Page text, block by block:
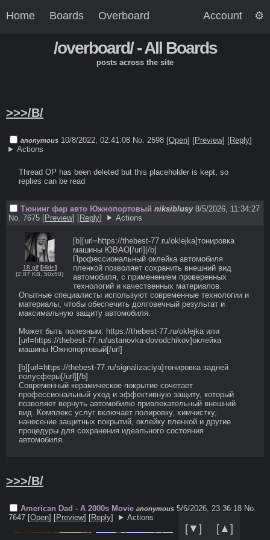
Home Boards Overboard Account
/overboard/ - All Boards
posts across the site
[▼] [▲]
>>>/B/
anonymous 10/8/2022, 02:41:08 No. 2598 [Open] [Preview] [Reply]
Actions
Thread OP has been deleted but this placeholder is kept, so
replies can be read
Тюнинг фар авто Южнопортовый niksiblusy 8/5/2026, 11:34:27
No. 7675 [Preview] [Reply] Actions
18 gif [Hide]
(2.87 KB,50x50)
[b][url=https://thebest-77.ru/oklejka]тонировка
машины ЮВАО[/url][/b]
Профессиональный оклейка автомобиля
пленкой позволяет сохранить внешний вид
автомобиля, с применением проверенных
технологий и качественных материалов.
Опытные специалисты используют современные технологии и
материалы, чтобы обеспечить долговечный результат и
максимальную защиту автомобиля.
Может быть полезным: https://thebest-77.ru/oklejka или
[url=https://thebest-77.ru/ustanovka-dovodchikov]оклейка
машины Южнопортовый[/url]
[b][url=https://thebest-77.ru/signalizaciya]тонировка задней
полусферы[/url][/b]
Современный керамическое покрытие сочетает
профессиональный уход и эффективную защиту, который
позволяет вернуть автомобилю привлекательный внешний
вид. Комплекс услуг включает полировку, химчистку,
нанесение защитных покрытий, оклейку пленкой и другие
процедуры для сохранения идеального состояния
автомобиля.
>>>/B/
American Dad - A 2000s Movie anonymous 5/6/2026, 23:36:18 No.
7647 [Open] [Preview] [Reply] Actions